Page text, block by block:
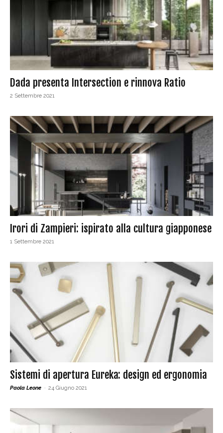
Dada presenta Intersection e rinnova Ratio
2 Settembre 2021
Irori di Zampieri: ispirato alla cultura giapponese
1 Settembre 2021
Sistemi di apertura Eureka: design ed ergonomia
Paola Leone - 24 Giugno 2021